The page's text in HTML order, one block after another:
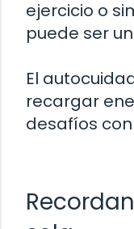
ejercicio o
puede ser
El
recargar
desafíos